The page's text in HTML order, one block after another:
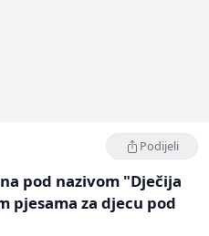
Podijeli
pod nazivom "Dječija
pjesama za djecu pod